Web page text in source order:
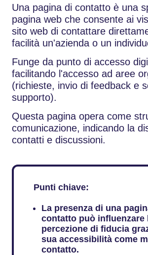
Una pagina di contatto è una
pagina web che consente ai
sito web di contattare
facilità un'azienda o un
Funge da punto di accesso
facilitando l'accesso ad aree
(richieste, invio di feedback e
supporto).
Questa pagina opera come
comunicazione, indicando la
contatti e discussioni.
Punti chiave:
La presenza di una
contatto può influenzare
percezione di fiducia
sua accessibilità come
contatto.